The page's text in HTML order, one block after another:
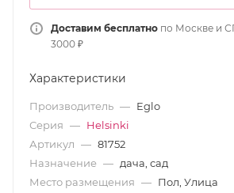
Доставим бесплатно по Москве и
3000 ₽
Характеристики
Производитель — Eglo
Серия — Helsinki
Артикул — 81752
Назначение — дача, сад
Место размещения — Пол, Улица